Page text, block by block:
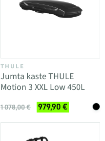
THULE
Jumta kaste THULE
Motion 3 XXL Low 450L
1 078,00 € 979,90 €